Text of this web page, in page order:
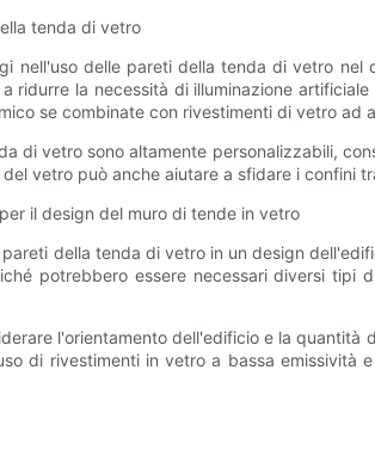
tenda di vetro
nell'uso delle pareti della tenda di vetro
ridurre la necessità di illuminazione
se combinate con rivestimenti di vetro
di vetro sono altamente personalizzabili,
vetro può anche aiutare a sfidare i confini
il design del muro di tende in vetro
della tenda di vetro in un design
potrebbero essere necessari diversi
l'orientamento dell'edificio e la
di rivestimenti in vetro a bassa emissività